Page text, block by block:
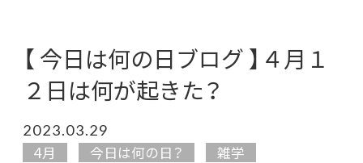
【 今日は何の日ブログ 】４月１
２日は何が起きた？
2023.03.29
4月 今日は何の日？ 雑学